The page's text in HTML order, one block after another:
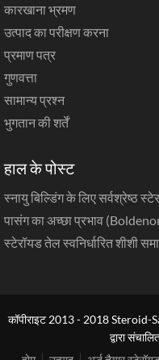
कारखाना भ्रमण
उत्पाद का परीक्षण करना
प्रमाण पत्र
गुणवत्ता
सामान्य प्रश्न
भुगतान की शर्तें
हाल के पोस्ट
स्नायु बिल्डिंग के लिए सर्वश्रेष्ठ
पासंग का अच्छा प्रभाव
स्टेरॉयड तेल स्वनिर्धारित शीशी
कॉपीराइट 2013 - 2018 Steroid-
द्वारा